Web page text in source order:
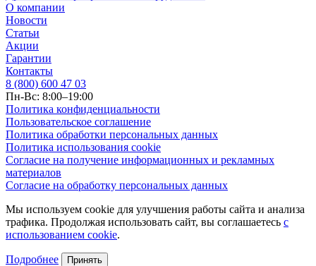
О компании
Новости
Статьи
Акции
Гарантии
Контакты
8 (800) 600 47 03
Пн-Вс: 8:00–19:00
Политика конфиденциальности
Пользовательское соглашение
Политика обработки персональных данных
Политика использования cookie
Согласие на получение информационных и рекламных
материалов
Согласие на обработку персональных данных
Мы используем cookie для улучшения работы сайта и анализа
трафика. Продолжая использовать сайт, вы соглашаетесь с
использованием cookie.
Подробнее Принять